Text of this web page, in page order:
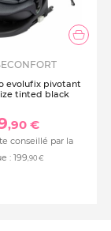
evolufix pivotant
tinted black
,90 €
conseillé par la
: 199,90 €